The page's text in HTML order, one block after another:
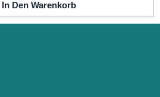
In Den Warenkorb